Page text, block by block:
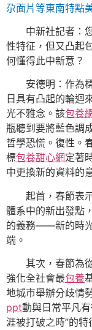
尕面片等東南特點
中新社記者：
性特征，但又凸起
何懂得此中新意？
安德明：作為
日具有凸起的輪迴
光不雅念。該包養
瓶聽到要將藍色調
哲學恐慌。復性。
標包養甜心網定著
中更換新的資料的
起首，春節表
體系中的新出發點
的義務——新的時
端。
其次，春節為
強化全社會最包養
地城市舉辦分歧情
ppt動與日常平凡
涯被打破之時”的